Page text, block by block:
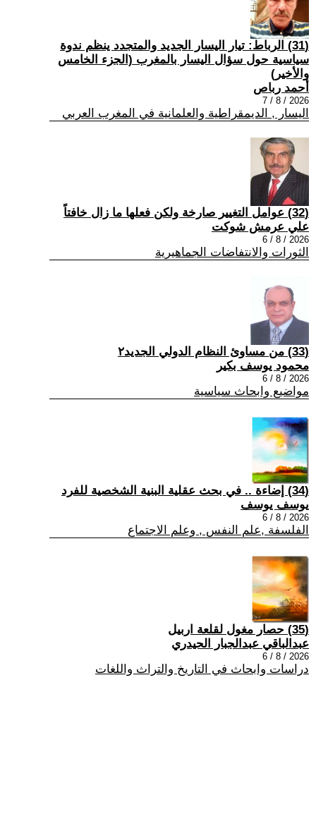
(31) الرباط: تيار اليسار الجديد والمتجدد ينظم ندوة
سياسية حول سؤال اليسار بالمغرب (الجزء الخامس
والأخير)
أحمد رباص
2026 / 8 / 7
اليسار , الديمقراطية والعلمانية في المغرب العربي
(32) عوامل التغيير صارخة ولكن فعلها ما زال خافتاً
علي عرمش شوكت
2026 / 8 / 6
الثورات والانتفاضات الجماهيرية
(33) من مساوئ النظام الدولي الجديد٢
محمود يوسف بكير
2026 / 8 / 6
مواضيع وابحاث سياسية
(34) إضاءة .. في بحث عقلية البنية الشخصية للفرد
يوسف يوسف
2026 / 8 / 6
الفلسفة ,علم النفس , وعلم الاجتماع
(35) حصار مغول لقلعة اربيل
عبدالباقي عبدالجبار الحيدري
2026 / 8 / 6
دراسات وابحاث في التاريخ والتراث واللغات